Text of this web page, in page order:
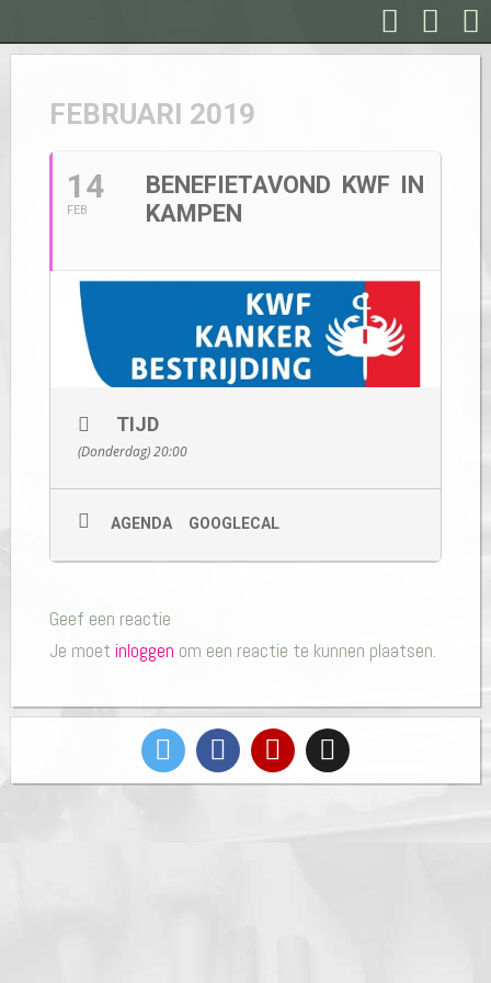
FEBRUARI 2019
14
FEB
BENEFIETAVOND KWF IN
KAMPEN
TIJD
(Donderdag) 20:00
AGENDA GOOGLECAL
Geef een reactie
Je moet inloggen om een reactie te kunnen plaatsen.